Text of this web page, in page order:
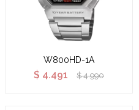
W800HD-1A
$ 4.491 $ 4.990